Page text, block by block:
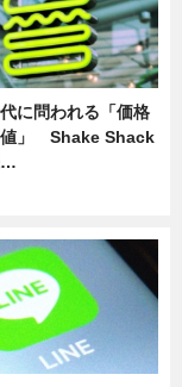
に問われる「価格
値」 Shake Shack
…